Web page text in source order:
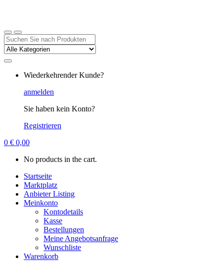
Suchen
nach:
Wiederkehrender Kunde?
anmelden
Sie haben kein Konto?
Registrieren
0 € 0,00
No products in the cart.
Startseite
Marktplatz
Anbieter Listing
Meinkonto
Kontodetails
Kasse
Bestellungen
Meine Angebotsanfrage
Wunschliste
Warenkorb